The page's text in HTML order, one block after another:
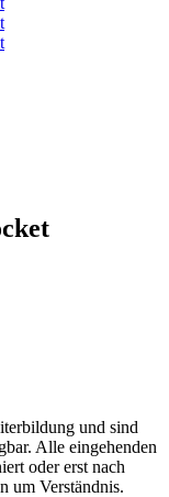
und sind
Alle eingehenden
oder erst nach
um Verständnis.